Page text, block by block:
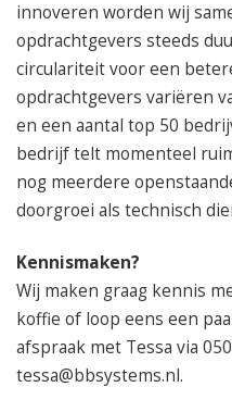
innoveren worden wij
opdrachtgevers steeds
circulariteit voor een
opdrachtgevers variëren
en een aantal top 50
bedrijf telt momenteel
nog meerdere
doorgroei als technisch
Kennismaken?
Wij maken graag kennis
koffie of loop eens een
afspraak met Tessa via
tessa@bbsystems.nl.